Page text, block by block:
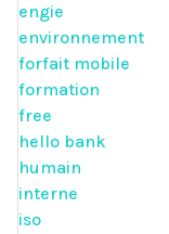
engie
environnement
forfait mobile
formation
free
hello bank
humain
interne
iso